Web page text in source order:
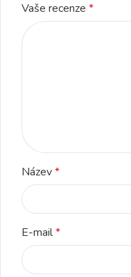
Vaše recenze *
Název*
E-mail*